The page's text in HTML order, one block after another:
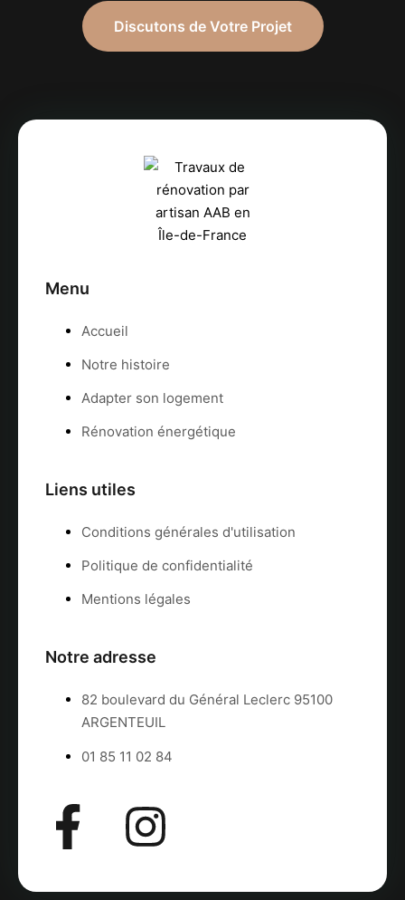
Discutons de Votre Projet
Menu
Accueil
Notre histoire
Adapter son logement
Rénovation énergétique
Liens utiles
Conditions générales d'utilisation
Politique de confidentialité
Mentions légales
Notre adresse
82 boulevard du Général Leclerc 95100
ARGENTEUIL
01 85 11 02 84